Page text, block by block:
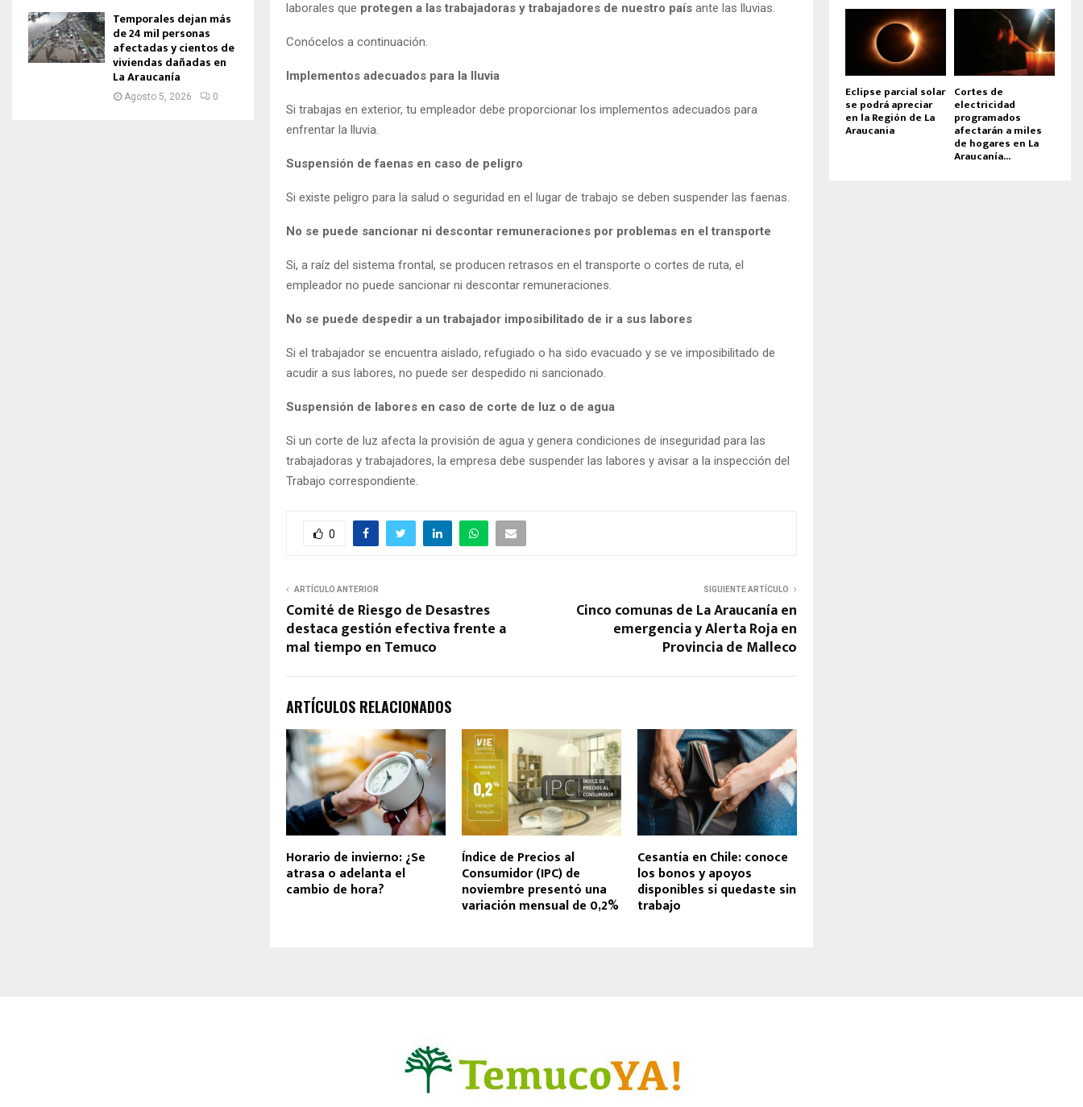
laborales que protegen a las trabajadoras y trabajadores de nuestro país ante las lluvias.
Conócelos a continuación.
Implementos adecuados para la lluvia
Si trabajas en exterior, tu empleador debe proporcionar los implementos adecuados para
enfrentar la lluvia.
Suspensión de faenas en caso de peligro
Si existe peligro para la salud o seguridad en el lugar de trabajo se deben suspender las faenas.
No se puede sancionar ni descontar remuneraciones por problemas en el transporte
Si, a raíz del sistema frontal, se producen retrasos en el transporte o cortes de ruta, el
empleador no puede sancionar ni descontar remuneraciones.
No se puede despedir a un trabajador imposibilitado de ir a sus labores
Si el trabajador se encuentra aislado, refugiado o ha sido evacuado y se ve imposibilitado de
acudir a sus labores, no puede ser despedido ni sancionado.
Suspensión de labores en caso de corte de luz o de agua
Si un corte de luz afecta la provisión de agua y genera condiciones de inseguridad para las
trabajadoras y trabajadores, la empresa debe suspender las labores y avisar a la inspección del
Trabajo correspondiente.
0
ARTÍCULO ANTERIOR
Comité de Riesgo de Desastres
destaca gestión efectiva frente a
mal tiempo en Temuco
SIGUIENTE ARTÍCULO
Cinco comunas de La Araucanía en
emergencia y Alerta Roja en
Provincia de Malleco
ARTÍCULOS RELACIONADOS
Horario de invierno: ¿Se
atrasa o adelanta el
cambio de hora?
Índice de Precios al
Consumidor (IPC) de
noviembre presentó una
variación mensual de 0,2%
Cesantía en Chile: conoce
los bonos y apoyos
disponibles si quedaste sin
trabajo
Temporales dejan más
de 24 mil personas
afectadas y cientos de
viviendas dañadas en
La Araucanía
Agosto 5, 2026 0 Eclipse parcial solar
se podrá apreciar
en la Región de La
Araucania
Cortes de
electricidad
programados
afectarán a miles
de hogares en La
Araucanía...